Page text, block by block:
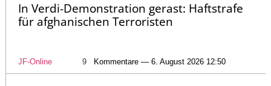
In Verdi-Demonstration gerast: Haftstrafe
für afghanischen Terroristen
JF-Online 9 Kommentare — 6. August 2026 12:50